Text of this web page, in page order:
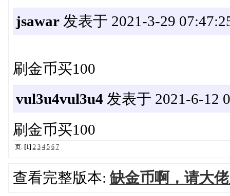
jsawar发表于 2021-3-29
刷金币买100
vul3u4vul3u4 发表于 2021-6-12
刷金币买100
页: [1] 2 3 4 5 6 7
查看完整版本: 缺金币啊，请大